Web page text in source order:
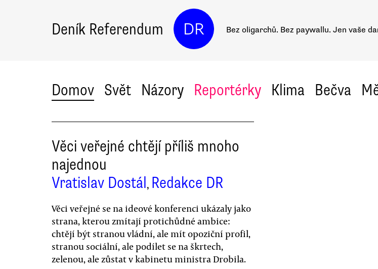
Deník Referendum DR Bez oligarchů. Bez paywallu. Jen vaše
Domov Svět Názory Reportérky Klima Bečva
Věci veřejné chtějí příliš mnoho
najednou
Vratislav Dostál, Redakce DR
Věci veřejné se na ideové konferenci ukázaly jako
strana, kterou zmítají protichůdné ambice:
chtějí být stranou vládní, ale mít opoziční profil,
stranou sociální, ale podílet se na škrtech,
zelenou, ale zůstat v kabinetu ministra Drobila.